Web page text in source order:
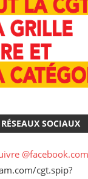
SOCIAUX
cgt.spip?